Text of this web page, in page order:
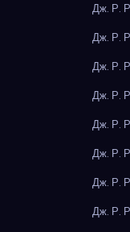
Дж. Р.
Дж. Р.
Дж. Р.
Дж. Р.
Дж. Р.
Дж. Р.
Дж. Р.
Дж. Р.